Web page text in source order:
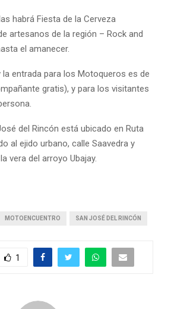
habrá Fiesta de la Cerveza
artesanos de la región – Rock and
el amanecer.
la entrada para los Motoqueros es de
gratis), y para los visitantes
del Rincón está ubicado en Ruta
al ejido urbano, calle Saavedra y
vera del arroyo Ubajay.
MOTOENCUENTRO SAN JOSÉ DEL RINCÓN
1